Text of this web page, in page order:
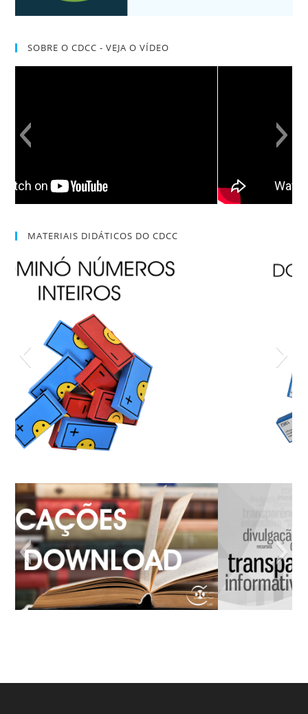
SOBRE O CDCC - VEJA O VÍDEO
MATERIAIS DIDÁTICOS DO CDCC